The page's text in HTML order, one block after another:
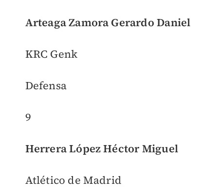
Arteaga Zamora Gerardo Daniel
KRC Genk
Defensa
9
Herrera López Héctor Miguel
Atlético de Madrid